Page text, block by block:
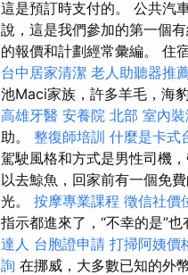
這是預訂時支付的。 公共汽
說，這是我們參加的第一個
的報價和計劃經常彙編。 住
台中居家清潔 老人助聽器推
池Maci家族，許多羊毛，海
高雄牙醫 安養院 北部 室內
助。 整復師培訓 什麼是卡式
駕駛風格和方式是男性司機
以去鯨魚，回家前有一個免費
光。 按摩專業課程 徵信社價
指示都進來了，“不幸的是”
達人 台胞證申請 打掃阿姨價
詢 在挪威，大多數已知的外